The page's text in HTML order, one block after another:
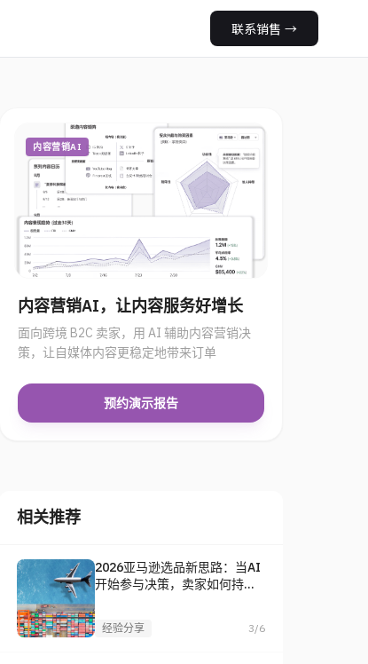
联系销售 →
内容营销AI
内容营销AI，让内容服务好增长
面向跨境 B2C 卖家，用 AI 辅助内容营销决
策，让自媒体内容更稳定地带来订单
预约演示报告
相关推荐
2026亚马逊选品新思路：当AI
开始参与决策，卖家如何持续
经验分享 3/6